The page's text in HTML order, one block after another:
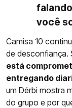
você
Camisa 10
de desconfiança.
está
entregando
um Dérbi mostra
do grupo e por